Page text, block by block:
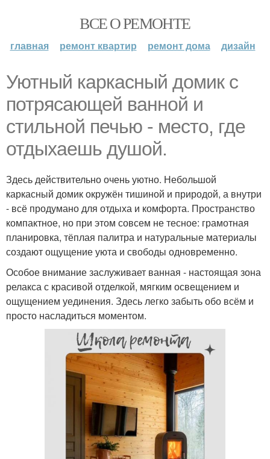
ВСЕ О РЕМОНТЕ
главная ремонт квартир ремонт дома дизайн
Уютный каркасный домик с
потрясающей ванной и
стильной печью - место, где
отдыхаешь душой.
Здесь действительно очень уютно. Небольшой
каркасный домик окружён тишиной и природой, а внутри
- всё продумано для отдыха и комфорта. Пространство
компактное, но при этом совсем не тесное: грамотная
планировка, тёплая палитра и натуральные материалы
создают ощущение уюта и свободы одновременно.
Особое внимание заслуживает ванная - настоящая зона
релакса с красивой отделкой, мягким освещением и
ощущением уединения. Здесь легко забыть обо всём и
просто насладиться моментом.